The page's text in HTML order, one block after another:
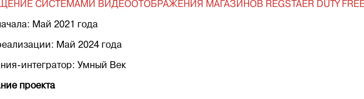
СИСТЕМАМИ ВИДЕООТОБРАЖЕНИЯ МАГАЗИНОВ REGSTAER DUTY FREE
Май 2021 года
Май 2024 года
интегратор: Умный Век
проекта